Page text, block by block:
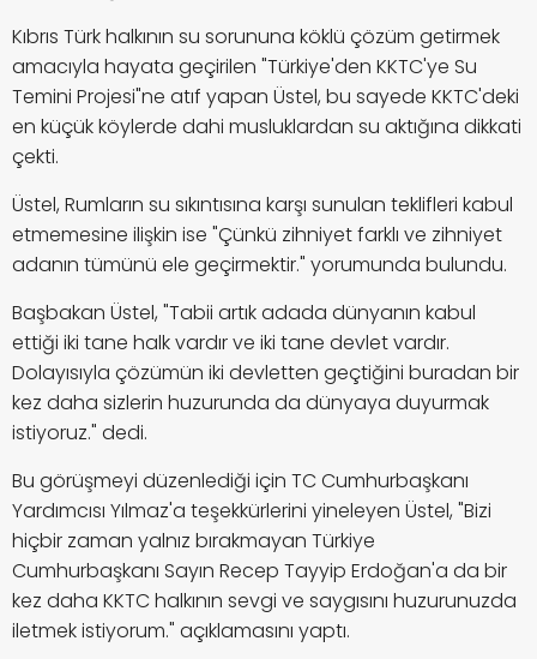
Kıbrıs Türk halkının su sorununa köklü çözüm getirmek
amacıyla hayata geçirilen "Türkiye'den KKTC'ye Su
Temini Projesi"ne atıf yapan Üstel, bu sayede KKTC'deki
en küçük köylerde dahi musluklardan su aktığına dikkati
çekti.
Üstel, Rumların su sıkıntısına karşı sunulan teklifleri kabul
etmemesine ilişkin ise "Çünkü zihniyet farklı ve zihniyet
adanın tümünü ele geçirmektir." yorumunda bulundu.
Başbakan Üstel, "Tabii artık adada dünyanın kabul
ettiği iki tane halk vardır ve iki tane devlet vardır.
Dolayısıyla çözümün iki devletten geçtiğini buradan bir
kez daha sizlerin huzurunda da dünyaya duyurmak
istiyoruz." dedi.
Bu görüşmeyi düzenlediği için TC Cumhurbaşkanı
Yardımcısı Yılmaz'a teşekkürlerini yineleyen Üstel, "Bizi
hiçbir zaman yalnız bırakmayan Türkiye
Cumhurbaşkanı Sayın Recep Tayyip Erdoğan'a da bir
kez daha KKTC halkının sevgi ve saygısını huzurunuzda
iletmek istiyorum." açıklamasını yaptı.